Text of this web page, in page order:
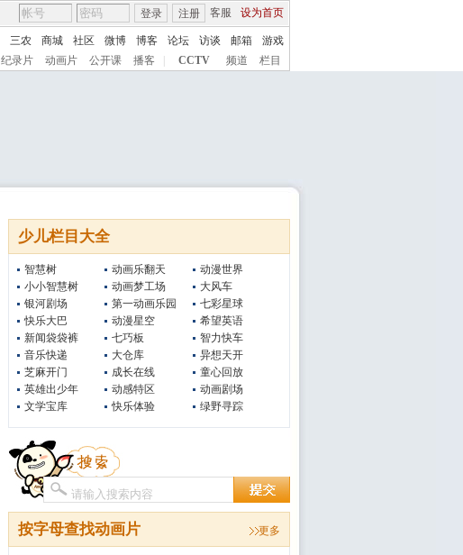
客服 设为首页
登录 注册
三农 商城 社区 微博 博客 论坛 访谈 邮箱
游戏
纪录片 动画片 公开课 播客 CCTV 频道 栏目
少儿栏目大全
智慧树
小小智慧树
银河剧场
快乐大巴
新闻袋袋裤
音乐快递
芝麻开门
英雄出少年
文学宝库
动画乐翻天
动画梦工场
第一动画乐园
动漫星空
七巧板
大仓库
成长在线
动感特区
快乐体验
动漫世界
大风车
七彩星球
希望英语
智力快车
异想天开
童心回放
动画剧场
绿野寻踪
按字母查找动画片 更多